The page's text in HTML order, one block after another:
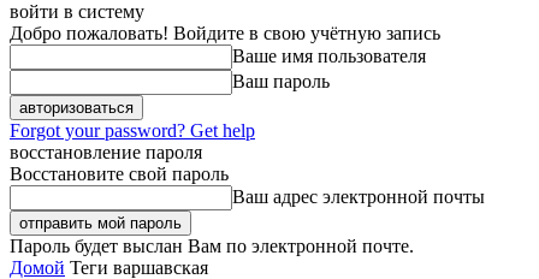
войти в систему
Добро пожаловать! Войдите в свою учётную запись
Ваше имя пользователя
Ваш пароль
Forgot your password? Get help
восстановление пароля
Восстановите свой пароль
Ваш адрес электронной почты
Пароль будет выслан Вам по электронной почте.
Домой Теги варшавская